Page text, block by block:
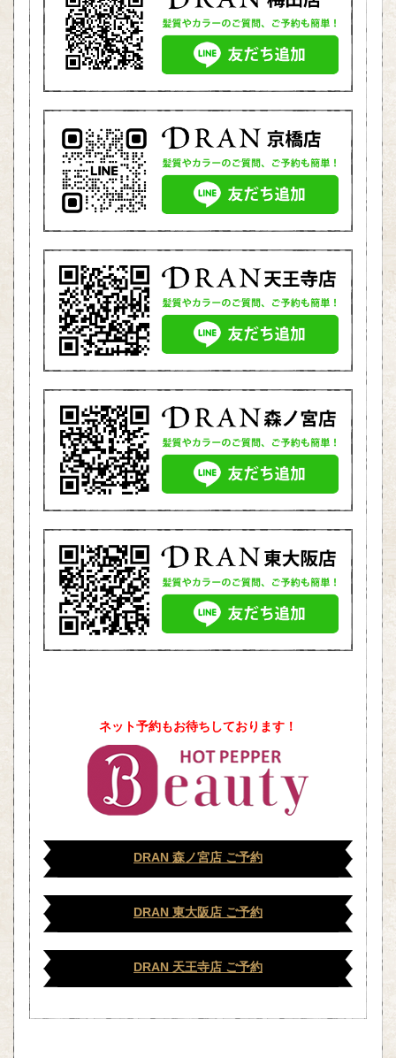
ネット予約もお待ちしております！
DRAN 森ノ宮店 ご予約
DRAN 東大阪店 ご予約
DRAN 天王寺店 ご予約